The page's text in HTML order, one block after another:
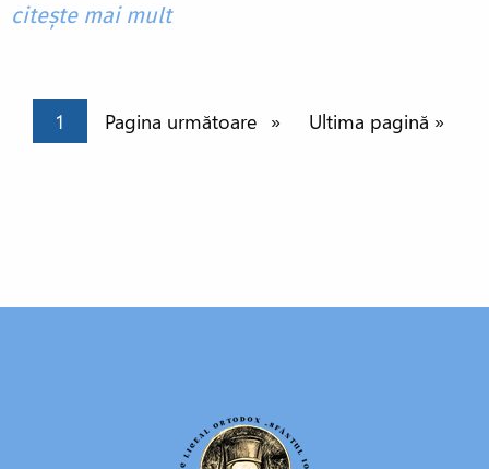
citește mai mult
PaginațiePagina curentă
1 Pagina următoare
Pagina următoare Ultima pagină
Ultima pagină »